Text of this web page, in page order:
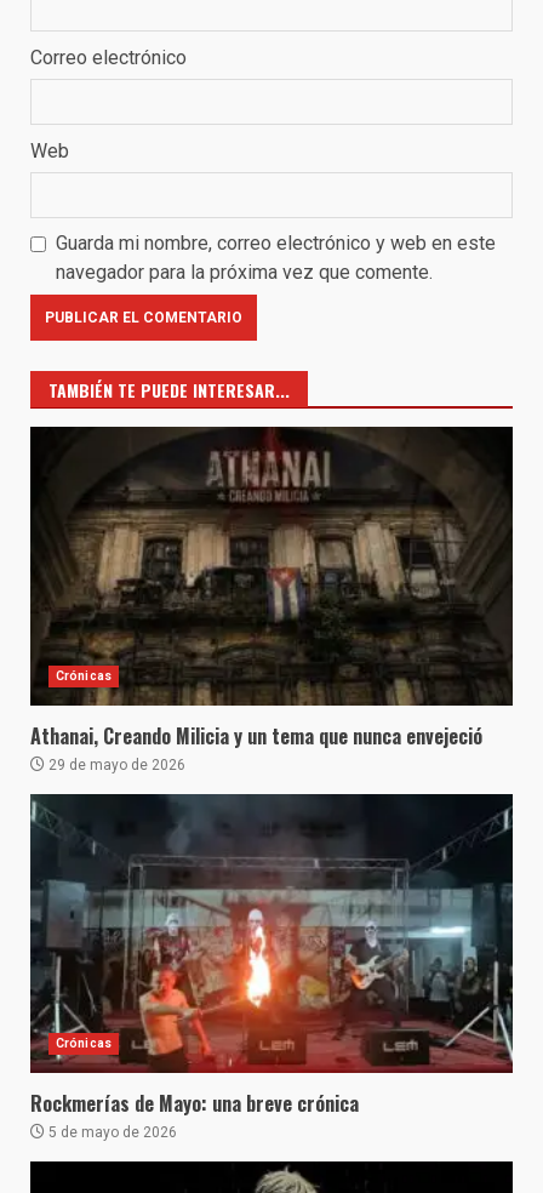
Correo electrónico
Web
Guarda mi nombre, correo electrónico y web en este
navegador para la próxima vez que comente.
TAMBIÉN TE PUEDE INTERESAR...
Crónicas
Athanai, Creando Milicia y un tema que nunca envejeció
29 de mayo de 2026
Crónicas
Rockmerías de Mayo: una breve crónica
5 de mayo de 2026